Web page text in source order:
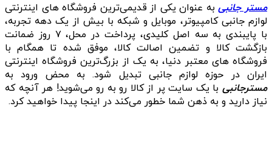
مستر جانبیبه عنوان یکی از قدیمی‌ترین فروشگاه های اینترنتی
لوازم جانبی کامپیوتر، موبایل و شبکه با بیش از یک دهه تجربه،
با پایبندی به سه اصل کلیدی، پرداخت در محل، ۷ روز ضمانت
بازگشت کالا و تضمین اصالت کالا، موفق شده تا همگام با
فروشگاه‌ های معتبر دنیا، به یک از بزرگ‌ترین فروشگاه اینترنتی
ایران در حوزه لوازم جانبی تبدیل شود. به محض ورود به
مسترجانبی با یک سایت پر از کالا رو به رو می‌شوید! هر آنچه که
نیاز دارید و به ذهن شما خطور می‌کند در اینجا پیدا خواهید کرد.